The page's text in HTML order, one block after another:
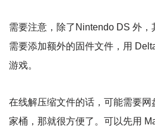
需要注意，除了Nintendo DS 外
需要添加额外的固件文件，用
游戏。
在线解压缩文件的话，可能需要
家桶，那就很方便了。可以先用